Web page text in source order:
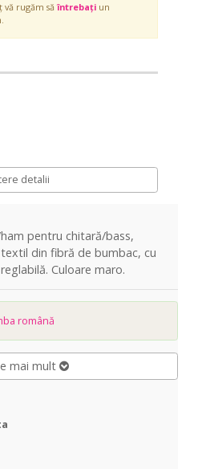
vă rugăm săîntrebați un
detalii
pentru chitară/bass,
din fibră de bumbac, cu
Culoare maro.
română
mai mult